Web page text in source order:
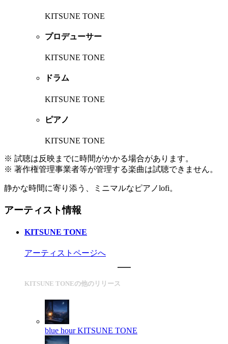
KITSUNE TONE
プロデューサー
KITSUNE TONE
ドラム
KITSUNE TONE
ピアノ
KITSUNE TONE
※ 試聴は反映までに時間がかかる場合があります。
※ 著作権管理事業者等が管理する楽曲は試聴できません。
静かな時間に寄り添う、ミニマルなピアノlofi。
アーティスト情報
KITSUNE TONE
アーティストページへ
KITSUNE TONEの他のリリース
blue hour KITSUNE TONE